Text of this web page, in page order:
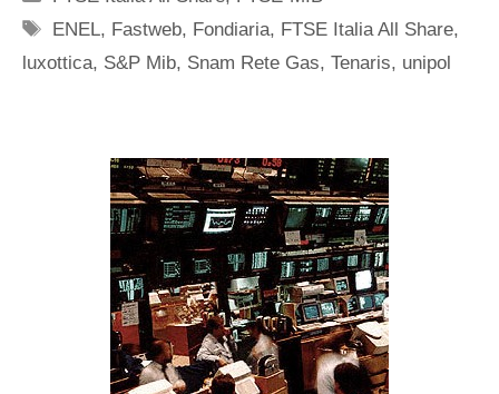
Tag
ENEL, Fastweb, Fondiaria, FTSE Italia All Share,
luxottica, S&P Mib, Snam Rete Gas, Tenaris, unipol